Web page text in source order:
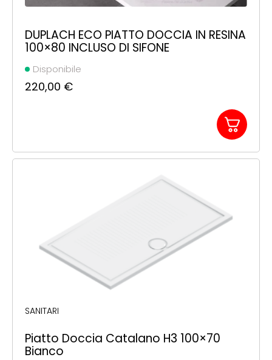
DUPLACH ECO PIATTO DOCCIA IN RESINA
100×80 INCLUSO DI SIFONE
Disponibile
220,00 €
SANITARI
Piatto Doccia Catalano H3 100×70
Bianco